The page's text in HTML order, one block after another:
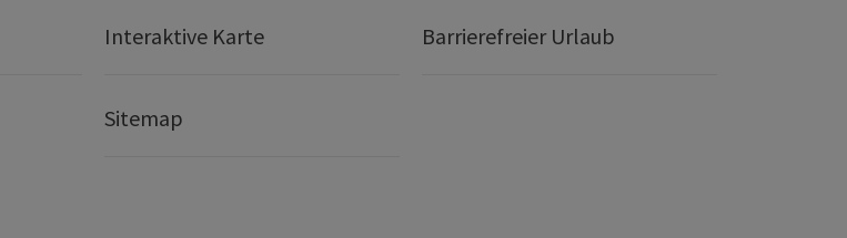
Interaktive Karte Barrierefreier Urlaub
Sitemap